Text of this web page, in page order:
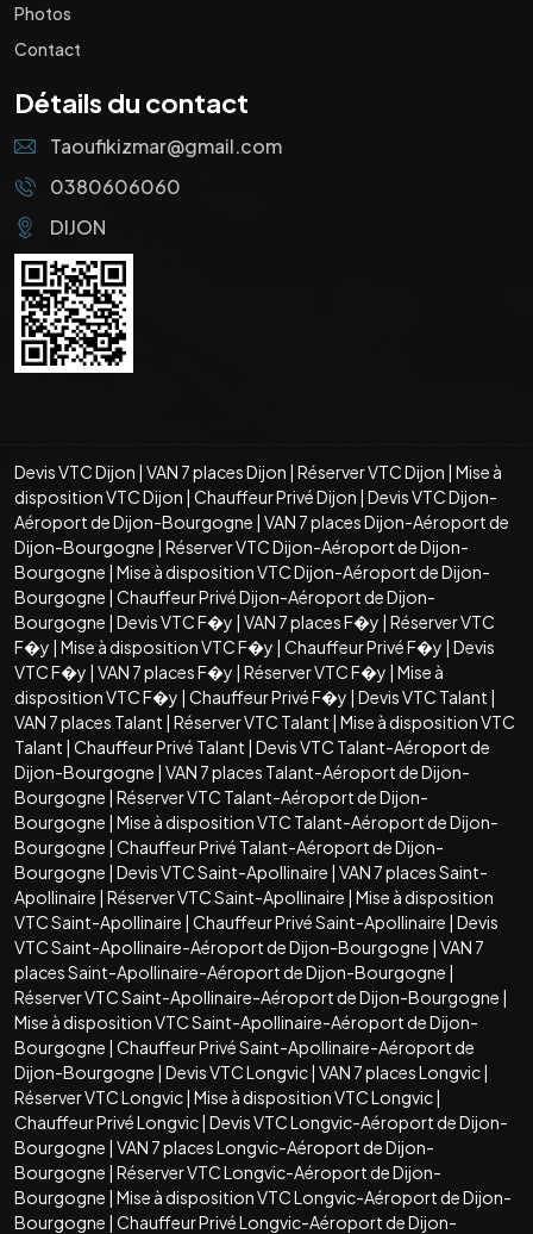
Photos
Contact
Détails du contact
Taoufikizmar@gmail.com
0380606060
DIJON
Devis VTC Dijon | VAN 7 places Dijon | Réserver VTC Dijon | Mise à
disposition VTC Dijon | Chauffeur Privé Dijon | Devis VTC Dijon-
Aéroport de Dijon-Bourgogne | VAN 7 places Dijon-Aéroport de
Dijon-Bourgogne | Réserver VTC Dijon-Aéroport de Dijon-
Bourgogne | Mise à disposition VTC Dijon-Aéroport de Dijon-
Bourgogne | Chauffeur Privé Dijon-Aéroport de Dijon-
Bourgogne | Devis VTC F�y | VAN 7 places F�y | Réserver VTC
F�y | Mise à disposition VTC F�y | Chauffeur Privé F�y | Devis
VTC F�y | VAN 7 places F�y | Réserver VTC F�y | Mise à
disposition VTC F�y | Chauffeur Privé F�y | Devis VTC Talant |
VAN 7 places Talant | Réserver VTC Talant | Mise à disposition VTC
Talant | Chauffeur Privé Talant | Devis VTC Talant-Aéroport de
Dijon-Bourgogne | VAN 7 places Talant-Aéroport de Dijon-
Bourgogne | Réserver VTC Talant-Aéroport de Dijon-
Bourgogne | Mise à disposition VTC Talant-Aéroport de Dijon-
Bourgogne | Chauffeur Privé Talant-Aéroport de Dijon-
Bourgogne | Devis VTC Saint-Apollinaire | VAN 7 places Saint-
Apollinaire | Réserver VTC Saint-Apollinaire | Mise à disposition
VTC Saint-Apollinaire | Chauffeur Privé Saint-Apollinaire | Devis
VTC Saint-Apollinaire-Aéroport de Dijon-Bourgogne | VAN 7
places Saint-Apollinaire-Aéroport de Dijon-Bourgogne |
Réserver VTC Saint-Apollinaire-Aéroport de Dijon-Bourgogne |
Mise à disposition VTC Saint-Apollinaire-Aéroport de Dijon-
Bourgogne | Chauffeur Privé Saint-Apollinaire-Aéroport de
Dijon-Bourgogne | Devis VTC Longvic| VAN 7 places Longvic|
Réserver VTC Longvic| Mise à disposition VTC Longvic|
Chauffeur Privé Longvic| Devis VTC Longvic-Aéroport de Dijon-
Bourgogne | VAN 7 places Longvic-Aéroport de Dijon-
Bourgogne | Réserver VTC Longvic-Aéroport de Dijon-
Bourgogne | Mise à disposition VTC Longvic-Aéroport de Dijon-
Bourgogne | Chauffeur Privé Longvic-Aéroport de Dijon-